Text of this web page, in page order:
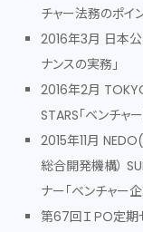
チャー法務のポイン
2016年3月 日本公
ナンスの実務」
2016年2月
STARS「ベンチャ
2015年11月
総合開発機構）
ナー「ベンチャー
第67回ＩＰＯ定